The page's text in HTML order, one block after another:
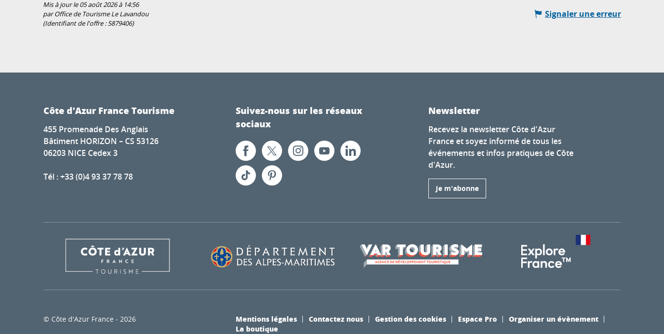
Mis à jour le 05 août 2026 à 14:56
par Office de Tourisme Le Lavandou
(Identifiant de l'offre :5879406)
Signaler une erreur
Côte d'Azur France Tourisme
455 Promenade Des Anglais
Bâtiment HORIZON – CS 53126
06203 NICE Cedex 3
Tél : +33 (0)4 93 37 78 78
Suivez-nous sur les réseaux
sociaux
Newsletter
Recevez la newsletter Côte d'Azur
France et soyez informé de tous les
événements et infos pratiques de Côte
d'Azur.
Je m'abonne
© Côte d'Azur France - 2026 Mentions légales Contactez nous Gestion des cookies Espace Pro
Organiser un évènement
La boutique